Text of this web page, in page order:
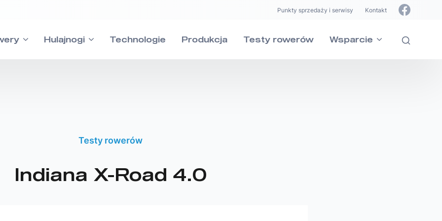
Punkty sprzedaży i serwisy Kontakt
Cross
Hulajnogi Technologie Produkcja Testy rowerów Wsparcie
Testy rowerów
Indiana X-Road 4.0